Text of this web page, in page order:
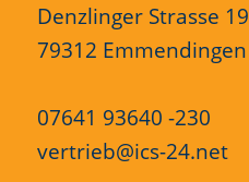
Denzlinger Strasse 19
79312 Emmendingen
07641 93640 -230
vertrieb@ics-24.net